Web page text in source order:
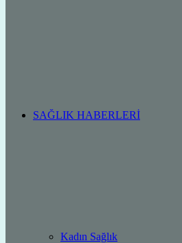
SAĞLIK HABERLERI
Kadın Sağlık